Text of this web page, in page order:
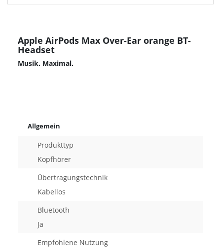
Apple AirPods Max Over-Ear orange BT-
Headset
Musik. Maximal.
Allgemein
Produkttyp
Kopfhörer
Übertragungstechnik
Kabellos
Bluetooth
Ja
Empfohlene Nutzung